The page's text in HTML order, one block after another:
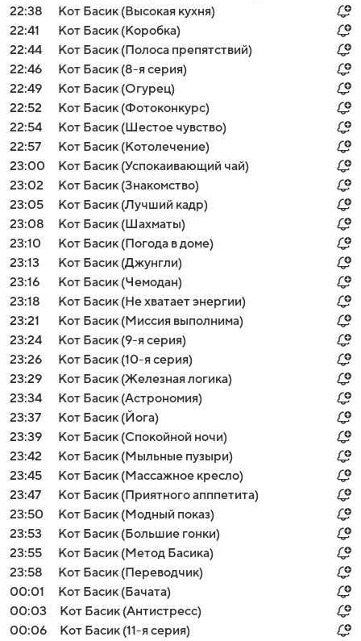
22:38
Кот Басик (Высокая кухня)
22:41
Кот Басик (Коробка)
22:44
Кот Басик (Полоса препятствий)
22:46
Кот Басик (8-я серия)
22:49
Кот Басик (Огурец)
22:52
Кот Басик (Фотоконкурс)
22:54
Кот Басик (Шестое чувство)
22:57
Кот Басик (Котолечение)
23:00
Кот Басик (Успокаивающий чай)
23:02
Кот Басик (Знакомство)
23:05
Кот Басик (Лучший кадр)
23:08
Кот Басик (Шахматы)
23:10
Кот Басик (Погода в доме)
23:13
Кот Басик (Джунгли)
23:16
Кот Басик (Чемодан)
23:18
Кот Басик (Не хватает энергии)
23:21
Кот Басик (Миссия выполнима)
23:24
Кот Басик (9-я серия)
23:26
Кот Басик (10-я серия)
23:29
Кот Басик (Железная логика)
23:34
Кот Басик (Астрономия)
23:37
Кот Басик (Йога)
23:39
Кот Басик (Спокойной ночи)
23:42
Кот Басик (Мыльные пузыри)
23:45
Кот Басик (Массажное кресло)
23:47
Кот Басик (Приятного апппетита)
23:50
Кот Басик (Модный показ)
23:53
Кот Басик (Большие гонки)
23:55
Кот Басик (Метод Басика)
23:58
Кот Басик (Переводчик)
00:01
Кот Басик (Бачата)
00:03
Кот Басик (Антистресс)
00:06
Кот Басик (11-я серия)